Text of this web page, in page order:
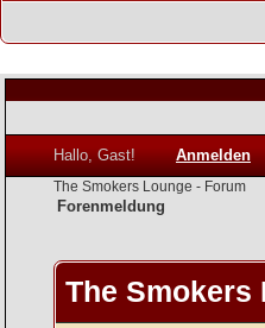
Hallo, Gast! Anmelden
The Smokers Lounge - Forum
Forenmeldung
The Smokers